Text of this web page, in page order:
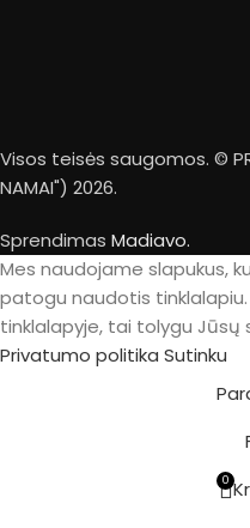
Visos teisės saugomos. ©
NAMAI") 2026.
Sprendimas Madiavo.
Mes naudojame slapukus,
patogu naudotis
tinklalapyje, tai tolygu Jūsų
Privatumo politika Sutinku
0